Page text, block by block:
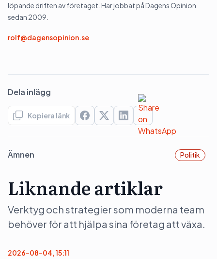
löpande driften av företaget. Har jobbat på Dagens Opinion
sedan 2009.
rolf@dagensopinion.se
Dela inlägg
Kopiera länk
Ämnen Politik
Liknande artiklar
Verktyg och strategier som moderna team
behöver för att hjälpa sina företag att växa.
2026-08-04, 15:11